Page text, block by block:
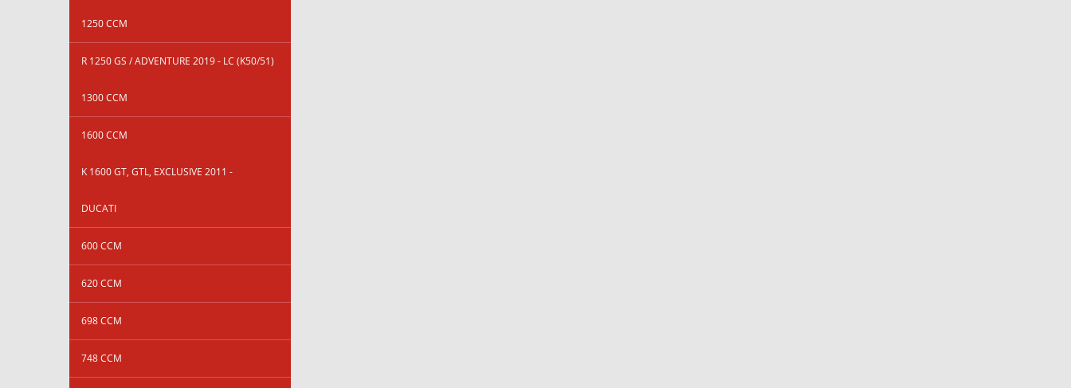
1250 CCM
R 1250 GS / ADVENTURE 2019 - LC (K50/51)
1300 CCM
1600 CCM
K 1600 GT, GTL, EXCLUSIVE 2011 -
DUCATI
600 CCM
620 CCM
698 CCM
748 CCM